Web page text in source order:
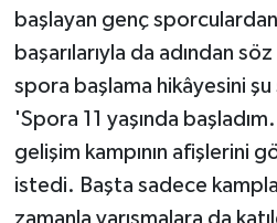
başlayan genç
başarılarıyla da adından
spora başlama hikâyesini
'Spora 11 yaşında
gelişim kampının afişlerini
istedi. Başta sadece